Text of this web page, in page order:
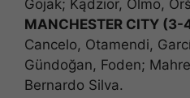
Gojak; Kądzior, Olmo,
MANCHESTER CITY
Cancelo, Otamendi,
Gündoğan, Foden;
Bernardo Silva.